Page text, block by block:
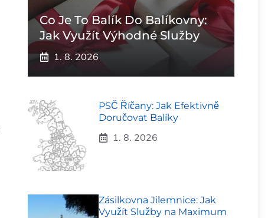
Co Je To Balík Do Balíkovny:
Jak Využít Výhodné Služby
1. 8. 2026
PSČ Říčany: Jak Efektivně
Doručovat Balíky
1. 8. 2026
Zásilkovna Jilemnice: Jak
Využít Služby na Maximum